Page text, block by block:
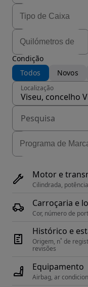
Condição
Todos
Novos
Localização
Viseu, concelho
Motor e
Cilindrada,
Carroçaria e
Cor, número de
Histórico e
Origem, n˚ de
revisões
Equipamento
Airbag, ar